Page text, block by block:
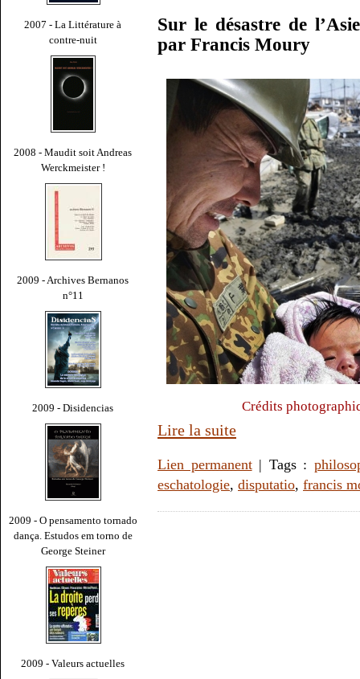
2007 - La Littérature à
contre-nuit
2008 - Maudit soit Andreas
Werckmeister !
2009 - Archives Bernanos
n°11
2009 - Disidencias
2009 - O pensamento tornado
dança. Estudos em torno de
George Steiner
2009 - Valeurs actuelles
Sur le désastre de
par Francis Moury
Crédits
Lire la suite
Lien permanent| Tags :
eschatologie, disputatio, francis